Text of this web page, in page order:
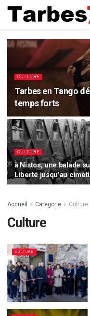
CULTURE
Tarbes en Tango
temps forts
CULTURE
à Nistos, une balade
Liberté jusqu’au
Accueil Categorie Culture
Culture
CULTURE